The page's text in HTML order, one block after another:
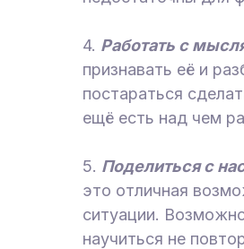
4. Работать с
признавать её и
постараться
ещё есть над чем
5. Поделиться с
это отличная
ситуации.
научиться не